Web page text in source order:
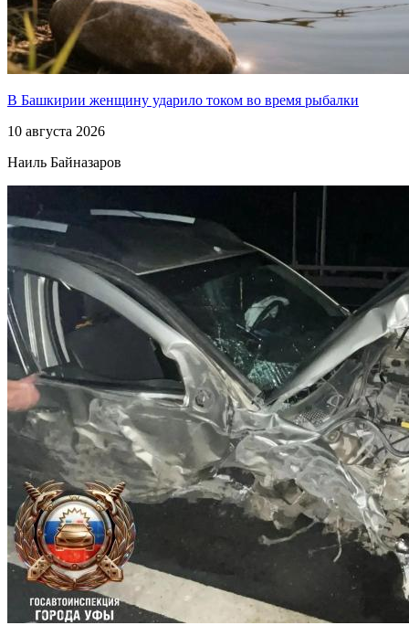
В Башкирии женщину ударило током во время рыбалки
10 августа 2026
Наиль Байназаров